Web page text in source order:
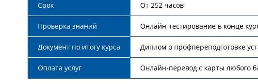
Срок От 252 часов
Проверка знаний Онлайн-тестирование в конце
Документ по итогу курса Диплом о профпереподготовке
Оплата услуг Онлайн-перевод с карты любого